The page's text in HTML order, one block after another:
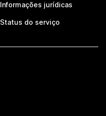
Informações jurídicas
Status do serviço